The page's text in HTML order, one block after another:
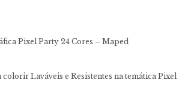
Pixel Party 24 Cores – Maped
colorir Laváveis e Resistentes na temática Pixel